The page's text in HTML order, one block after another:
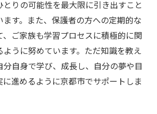
とりの可能性を最大限に引き出すこと
ます。また、保護者の方への定期的な
ご家族も学習プロセスに積極的に関
うに努めています。ただ知識を教え
分自身で学び、成長し、自分の夢や目
進めるように京都市でサポートしま